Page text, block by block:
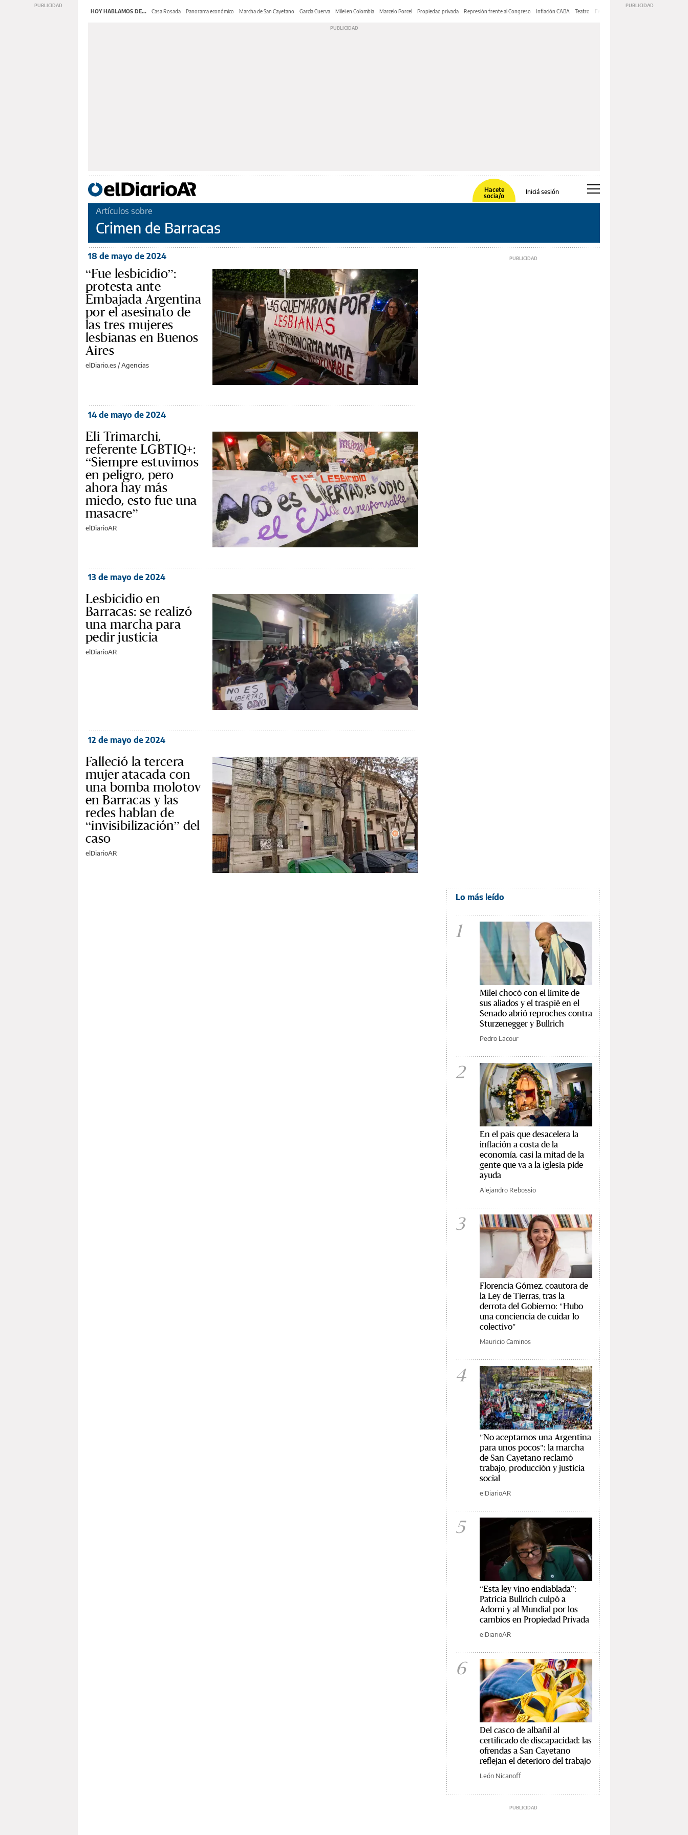
HOY HABLAMOS DE... Casa Rosada Panorama económico Marcha de San Cayetano García Cuerva Milei en Colombia Marcelo Porcel Propiedad privada Represión frente al Congreso Inflación CABA Teatro Feria de Editores
Hacete
socia/o
Iniciá sesión
Artículos sobre
Crimen de Barracas
18 de mayo de 2024
“Fue lesbicidio”:
protesta ante
Embajada Argentina
por el asesinato de
las tres mujeres
lesbianas en Buenos
Aires
elDiario.es / Agencias
14 de mayo de 2024
Eli Trimarchi,
referente LGBTIQ+:
“Siempre estuvimos
en peligro, pero
ahora hay más
miedo, esto fue una
masacre”
elDiarioAR
13 de mayo de 2024
Lesbicidio en
Barracas: se realizó
una marcha para
pedir justicia
elDiarioAR
12 de mayo de 2024
Falleció la tercera
mujer atacada con
una bomba molotov
en Barracas y las
redes hablan de
“invisibilización” del
caso
elDiarioAR
Lo más leído
1
Milei chocó con el límite de
sus aliados y el traspié en el
Senado abrió reproches contra
Sturzenegger y Bullrich
Pedro Lacour
2
En el país que desacelera la
inflación a costa de la
economía, casi la mitad de la
gente que va a la iglesia pide
ayuda
Alejandro Rebossio
3
Florencia Gómez, coautora de
la Ley de Tierras, tras la
derrota del Gobierno: "Hubo
una conciencia de cuidar lo
colectivo"
Mauricio Caminos
4
"No aceptamos una Argentina
para unos pocos": la marcha
de San Cayetano reclamó
trabajo, producción y justicia
social
elDiarioAR
5
“Esta ley vino endiablada”:
Patricia Bullrich culpó a
Adorni y al Mundial por los
cambios en Propiedad Privada
elDiarioAR
6
Del casco de albañil al
certificado de discapacidad: las
ofrendas a San Cayetano
reflejan el deterioro del trabajo
León Nicanoff